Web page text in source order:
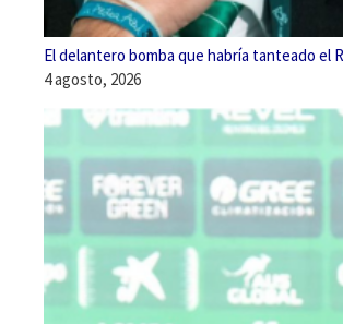
El delantero bomba que habría tanteado el
4 agosto, 2026